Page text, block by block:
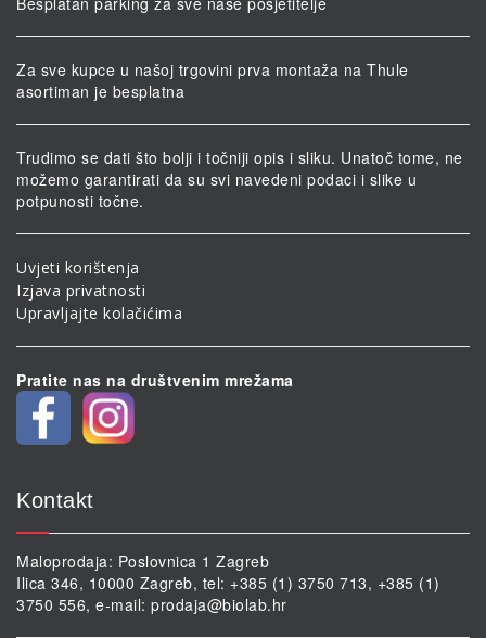
Za sve kupce u našoj trgovini prva montaža na Thule
asortiman je besplatna
Trudimo se dati što bolji i točniji opis i sliku. Unatoč tome, ne
možemo garantirati da su svi navedeni podaci i slike u
potpunosti točne.
Uvjeti korištenja
Izjava privatnosti
Upravljajte kolačićima
Pratite nas na društvenim mrežama
Kontakt
Maloprodaja: Poslovnica 1 Zagreb
Ilica 346, 10000 Zagreb, tel: +385 (1) 3750 713, +385 (1)
3750 556, e-mail: prodaja@biolab.hr